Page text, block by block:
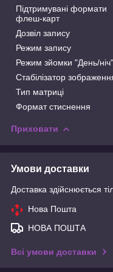
Підтримувані формати
флеш-карт
Дозвіл запису
Режим запису
Режим зйомки "День/ніч"
Стабілізатор
Тип матриці
Формат стиснення
Приховати
Умови доставки
Доставка здійснюється
Нова Пошта
НОВА ПОШТА
Всі умови доставки